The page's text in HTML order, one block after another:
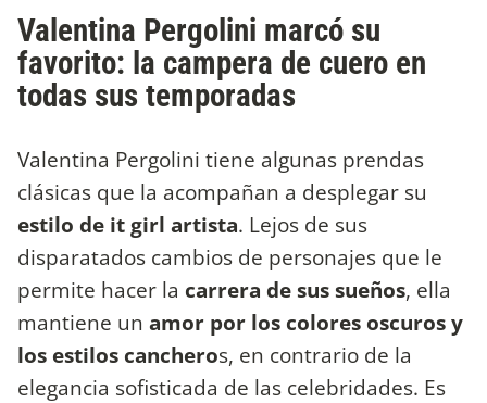
Valentina Pergolini marcó su
favorito: la campera de cuero en
todas sus temporadas
Valentina Pergolini tiene algunas prendas
clásicas que la acompañan a desplegar su
estilo de it girl artista. Lejos de sus
disparatados cambios de personajes que le
permite hacer la carrera de sus sueños, ella
mantiene un amor por los colores oscuros y
los estilos cancheros, en contrario de la
elegancia sofisticada de las celebridades. Es